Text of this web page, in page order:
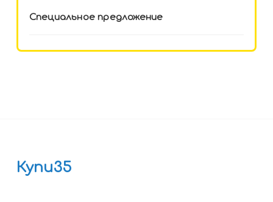
Специальное предложение
Купи35